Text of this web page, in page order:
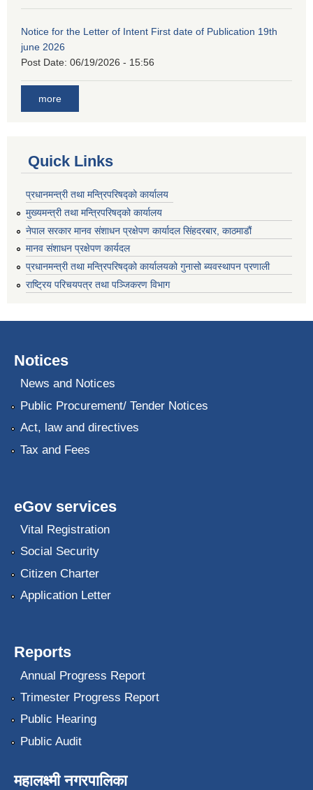
Notice for the Letter of Intent First date of Publication 19th
june 2026
Post Date: 06/19/2026 - 15:56
more
Quick Links
प्रधानमन्त्री तथा मन्त्रिपरिषद्को कार्यालय
मुख्यमन्त्री तथा मन्त्रिपरिषद्को कार्यालय
नेपाल सरकार मानव संशाधन प्रक्षेपण कार्यादल सिंहदरबार, काठमाडौं
मानव संशाधन प्रक्षेपण कार्यदल
प्रधानमन्त्री तथा मन्त्रिपरिषद्को कार्यालयको गुनासो ब्यवस्थापन प्रणाली
राष्ट्रिय परिचयपत्र तथा पञ्जिकरण विभाग
Notices
News and Notices
Public Procurement/ Tender Notices
Act, law and directives
Tax and Fees
eGov services
Vital Registration
Social Security
Citizen Charter
Application Letter
Reports
Annual Progress Report
Trimester Progress Report
Public Hearing
Public Audit
महालक्ष्मी नगरपालिका